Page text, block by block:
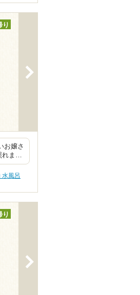
り
お嬢さ
れま…
水風呂
り